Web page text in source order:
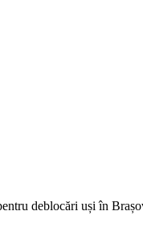
deblocări uși în